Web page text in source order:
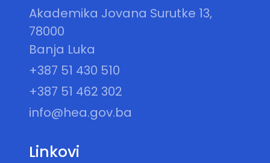
Akademika Jovana Surutke 13,
78000
Banja Luka
+387 51 430 510
+387 51 462 302
info@hea.gov.ba
Linkovi